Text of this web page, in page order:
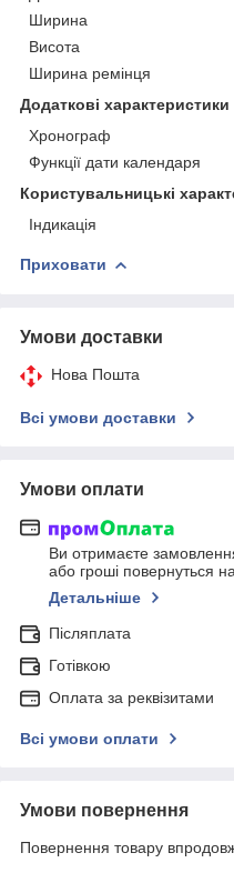
Ширина
Висота
Ширина ремінця
Додаткові характеристики
Хронограф
Функції дати календаря
Користувальницькі
Індикація
Приховати
Умови доставки
Нова Пошта
Всі умови доставки
Умови оплати
Ви отримаєте
або гроші повернуться
Детальніше
Післяплата
Готівкою
Оплата за реквізитами
Всі умови оплати
Умови повернення
Повернення товару